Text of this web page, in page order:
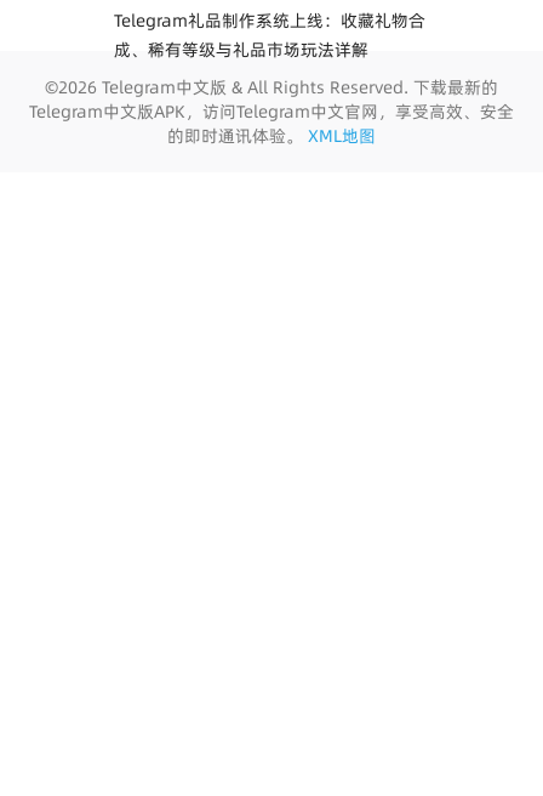
Telegram礼品制作系统上线：收藏礼物合
成、稀有等级与礼品市场玩法详解
©2026 Telegram中文版 & All Rights Reserved. 下载最新的
Telegram中文版APK，访问Telegram中文官网，享受高效、安全
的即时通讯体验。 XML地图